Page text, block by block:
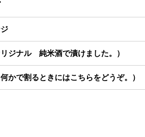
ジナル 純米酒で漬けました。）
かで割るときにはこちらをどうぞ。）